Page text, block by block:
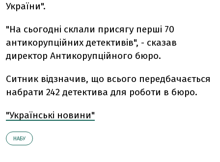
України".
"На сьогодні склали присягу перші 70
антикорупційних детективів", - сказав
директор Антикорупційного бюро.
Ситник відзначив, що всього передбачається
набрати 242 детектива для роботи в бюро.
"Українські новини"
НАБУ